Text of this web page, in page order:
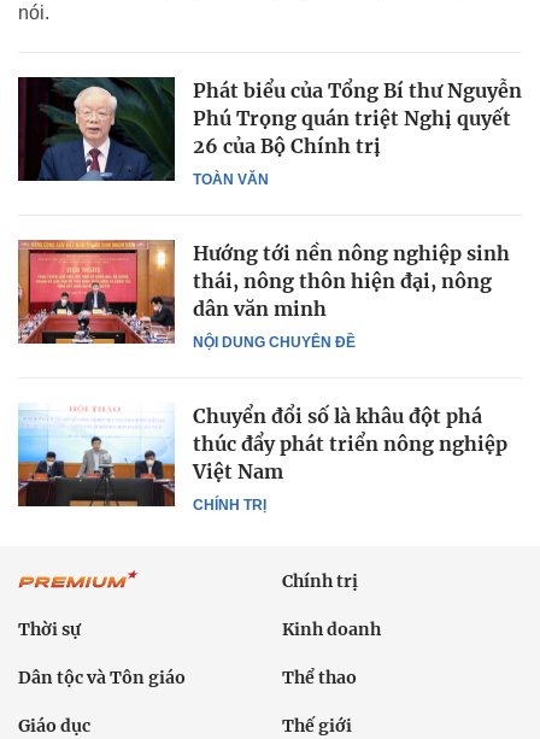
nói.
TOÀN VĂN
Phát biểu của Tổng Bí thư Nguyễn
Phú Trọng quán triệt Nghị quyết
26 của Bộ Chính trị
NỘI DUNG CHUYÊN ĐỀ
Hướng tới nền nông nghiệp sinh
thái, nông thôn hiện đại, nông
dân văn minh
CHÍNH TRỊ
Chuyển đổi số là khâu đột phá
thúc đẩy phát triển nông nghiệp
Việt Nam
Chính trị
Thời sự Kinh doanh
Dân tộc và Tôn giáo Thể thao
Giáo dục Thế giới